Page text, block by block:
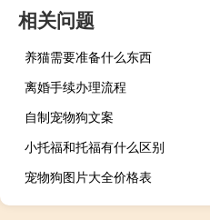
相关问题
养猫需要准备什么东西
离婚手续办理流程
自制宠物狗文案
小托福和托福有什么区别
宠物狗图片大全价格表